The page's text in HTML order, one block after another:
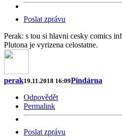
Poslat zprávu
Perak: s tou si hlavni cesky comics
Plutona je vyrizena celostatne.
perak19.11.2018 16:09Pindárna
Odpovědět
Permalink
Poslat zprávu